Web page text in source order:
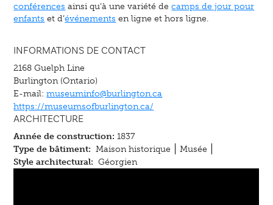
conférences ainsi qu’à une variété decamps de jour pour
enfants et d’événements en ligne et hors ligne.
INFORMATIONS DE CONTACT
2168 Guelph Line
Burlington (Ontario)
E-mail:museuminfo@burlington.ca
https://museumsofburlington.ca/
ARCHITECTURE
Année de construction: 1837
Type de bâtiment: Maison historique
Musée
Style architectural: Géorgien